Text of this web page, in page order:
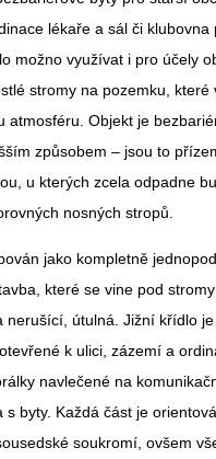
lékaře a sál či klubovna
možno využívat i pro účely
stromy na pozemku, které
atmosféru. Objekt je
způsobem – jsou to
u kterých zcela odpadne
nosných stropů.
jako kompletně
které se vine pod
nerušící, útulná. Jižní křídlo
k ulici, zázemí a
navlečené na
s byty. Každá část je
soukromí, ovšem